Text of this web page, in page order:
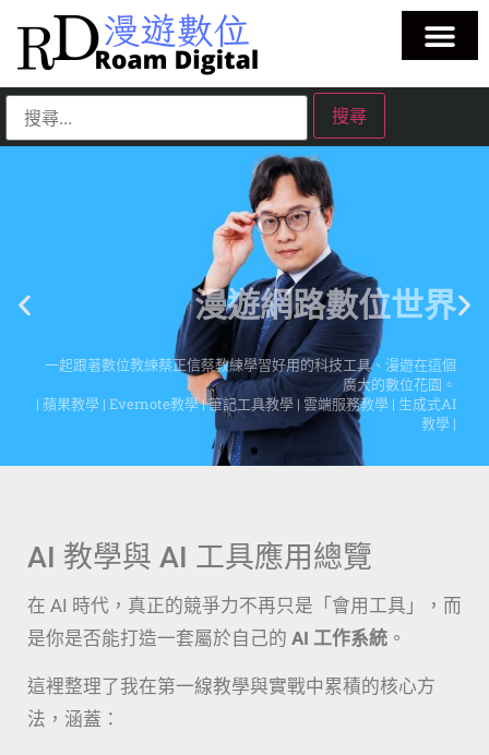
漫遊網路數位世界
一起跟著數位教練蔡正信蔡教練學習好用的科技工具、漫遊在這個
廣大的數位花園。
| 蘋果教學 | Evernote教學 | 筆記工具教學 | 雲端服務教學 | 生成式AI
點擊這裡
AI 教學與 AI 工具應用總覽
在 AI 時代，真正的競爭力不再只是「會用工具」，而
是你是否能打造一套屬於自己的 AI 工作系統 。
這裡整理了我在第一線教學與實戰中累積的核心方
法，涵蓋：